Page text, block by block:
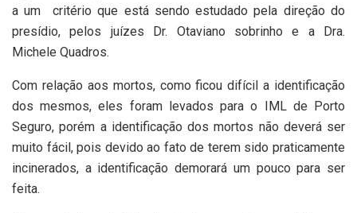
a um
critério que está sendo estudado pela direção do
presídio, pelos juízes Dr. Otaviano sobrinho e a Dra.
Michele Quadros.
Com relação aos mortos, como ficou difícil a identificação
dos mesmos, eles foram levados para o IML de Porto
Seguro, porém a identificação dos mortos não deverá ser
muito fácil, pois devido ao fato de terem sido praticamente
incinerados, a identificação demorará um pouco para ser
feita.